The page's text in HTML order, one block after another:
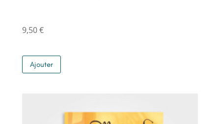
9,50€
Ajouter